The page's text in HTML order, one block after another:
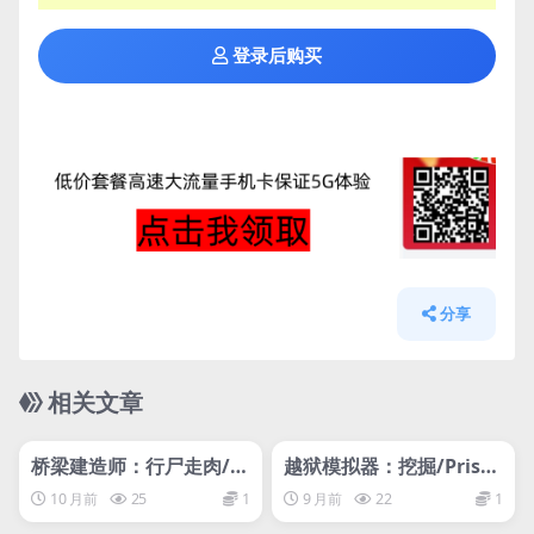
登录后购买
分享
相关文章
网盘下载游戏
桥梁建造师：行尸走肉/B
ridge Constructor: The
Walking Dead
10 月前 25 1
网盘下载游戏
越狱模拟器：挖掘/Priso
n Escape Simulator: Di
g Out
9 月前 22 1